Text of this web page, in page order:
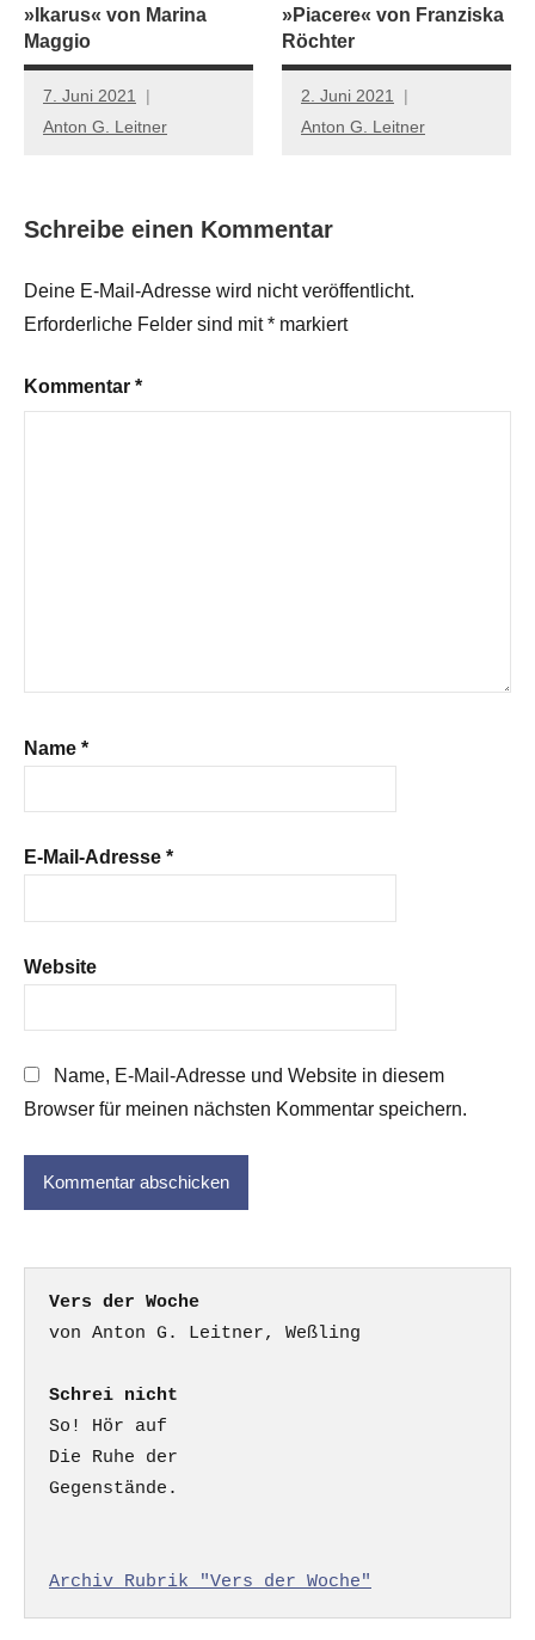
»Ikarus« von Marina
Maggio
7. Juni 2021
Anton G. Leitner
»Piacere« von Franziska
Röchter
2. Juni 2021
Anton G. Leitner
Schreibe einen Kommentar
Deine E-Mail-Adresse wird nicht veröffentlicht.
Erforderliche Felder sind mit* markiert
Kommentar *
Name *
E-Mail-Adresse *
Website
Name, E-Mail-Adresse und Website in diesem
Browser für meinen nächsten Kommentar speichern.
Vers der Woche
Schrei nicht
So! Hör auf
Die Ruhe der
Gegenstände.
Archiv Rubrik "Vers der Woche"